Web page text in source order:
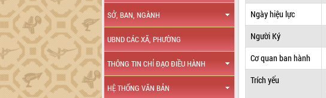
SỞ, BAN, NGÀNH
UBND CÁC XÃ, PHƯỜNG
THÔNG TIN CHỈ ĐẠO ĐIỀU HÀNH
HỆ THỐNG VĂN BẢN
Ngày hiệu lực
Người Ký
Cơ quan ban hành
Trích yếu